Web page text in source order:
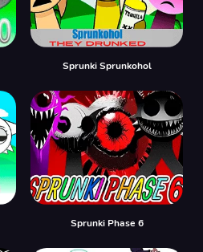
Sprunki Sprunkohol
Sprunki Phase 6